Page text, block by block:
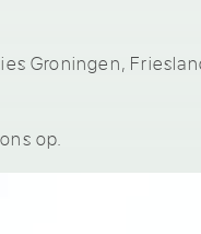
Groningen,
op.